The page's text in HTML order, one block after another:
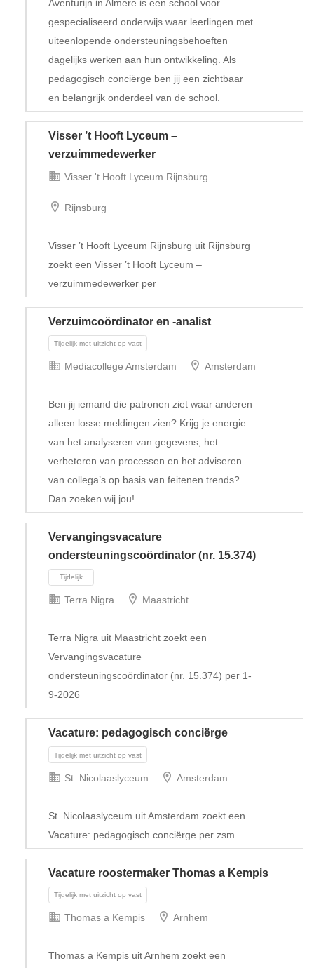
Tijdelijk met uitzicht op vast
Aventurijn in Almere is een school voor
gespecialiseerd onderwijs waar leerlingen met
uiteenlopende ondersteuningsbehoeften
dagelijks werken aan hun ontwikkeling. Als
pedagogisch conciërge ben jij een zichtbaar
en belangrijk onderdeel van de school.
Visser ’t Hooft Lyceum –
verzuimmedewerker
Visser 't Hooft Lyceum Rijnsburg
Rijnsburg
Visser ’t Hooft Lyceum Rijnsburg uit Rijnsburg
zoekt een Visser ’t Hooft Lyceum –
verzuimmedewerker per
Verzuimcoördinator en -analist
Mediacollege Amsterdam Amsterdam
Ben jij iemand die patronen ziet waar anderen
alleen losse meldingen zien? Krijg je energie
van het analyseren van gegevens, het
verbeteren van processen en het adviseren
van collega’s op basis van feitenen trends?
Dan zoeken wij jou!
Vervangingsvacature
ondersteuningscoördinator (nr. 15.374)
Tijdelijk
Terra Nigra Maastricht
Terra Nigra uit Maastricht zoekt een
Vervangingsvacature
ondersteuningscoördinator (nr. 15.374) per 1-
9-2026
Vacature: pedagogisch conciërge
St. Nicolaaslyceum Amsterdam
St. Nicolaaslyceum uit Amsterdam zoekt een
Vacature: pedagogisch conciërge per zsm
Vacature roostermaker Thomas a Kempis
Thomas a Kempis Arnhem
Thomas a Kempis uit Arnhem zoekt een